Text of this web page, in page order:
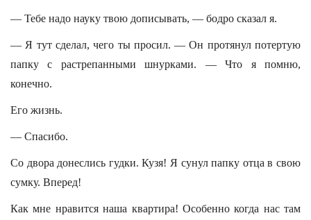
— Тебе надо науку твою дописывать, — бодро сказал я.
— Я тут сделал, чего ты просил. — Он протянул потертую
папку с растрепанными шнурками. — Что я помню,
конечно.
Его жизнь.
— Спасибо.
Со двора донеслись гудки. Кузя! Я сунул папку отца в свою
сумку. Вперед!
Как мне нравится наша квартира! Особенно когда нас там